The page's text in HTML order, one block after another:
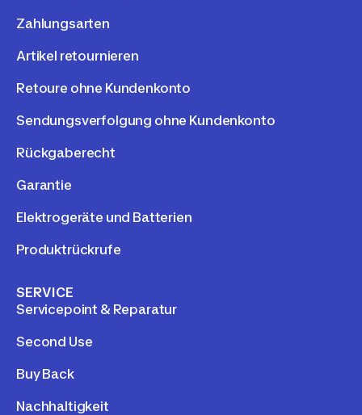
Zahlungsarten
Artikel retournieren
Retoure ohne Kundenkonto
Sendungsverfolgung ohne Kundenkonto
Rückgaberecht
Garantie
Elektrogeräte und Batterien
Produktrückrufe
SERVICE
Servicepoint & Reparatur
Second Use
Buy Back
Nachhaltigkeit